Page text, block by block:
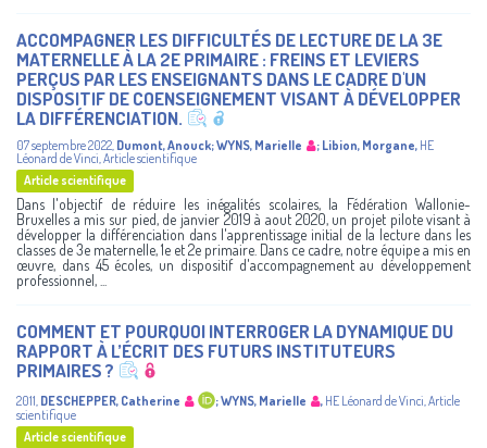
ACCOMPAGNER LES DIFFICULTÉS DE LECTURE DE LA 3E
MATERNELLE À LA 2E PRIMAIRE : FREINS ET LEVIERS
PERÇUS PAR LES ENSEIGNANTS DANS LE CADRE D'UN
DISPOSITIF DE COENSEIGNEMENT VISANT À DÉVELOPPER
LA DIFFÉRENCIATION.
07 septembre 2022, Dumont, Anouck;WYNS, Marielle ; Libion, Morgane, HE
Léonard de Vinci,Article scientifique
Article scientifique
Dans l'objectif de réduire les inégalités scolaires, la Fédération Wallonie-
Bruxelles a mis sur pied, de janvier 2019 à aout 2020, un projet pilote visant à
développer la différenciation dans l'apprentissage initial de la lecture dans les
classes de 3e maternelle, 1e et 2e primaire. Dans ce cadre, notre équipe a mis en
œuvre, dans 45 écoles, un dispositif d'accompagnement au développement
professionnel, ...
COMMENT ET POURQUOI INTERROGER LA DYNAMIQUE DU
RAPPORT À L’ÉCRIT DES FUTURS INSTITUTEURS
PRIMAIRES ?
2011, DESCHEPPER, Catherine ;WYNS, Marielle , HE Léonard de Vinci,Article
scientifique
Article scientifique